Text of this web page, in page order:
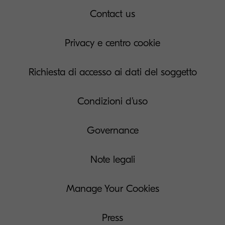
Contact us
Privacy e centro cookie
Richiesta di accesso ai dati del soggetto
Condizioni d’uso
Governance
Note legali
Manage Your Cookies
Press